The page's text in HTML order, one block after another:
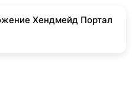
Хендмейд Портал